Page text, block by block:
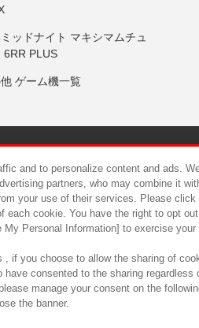
ッドナイト マキシマムチュ
6RR PLUS
ゲーム機一覧
について カスタマーハラスメント
and to personalize content and ads.
partners, who may combine it
your use of their services. Please click
each cookie. You have the right to opt
Personal Information] to exercise your
, if you choose to allow the sharing of
consented to the sharing regardless
manage your consent on the
the banner.